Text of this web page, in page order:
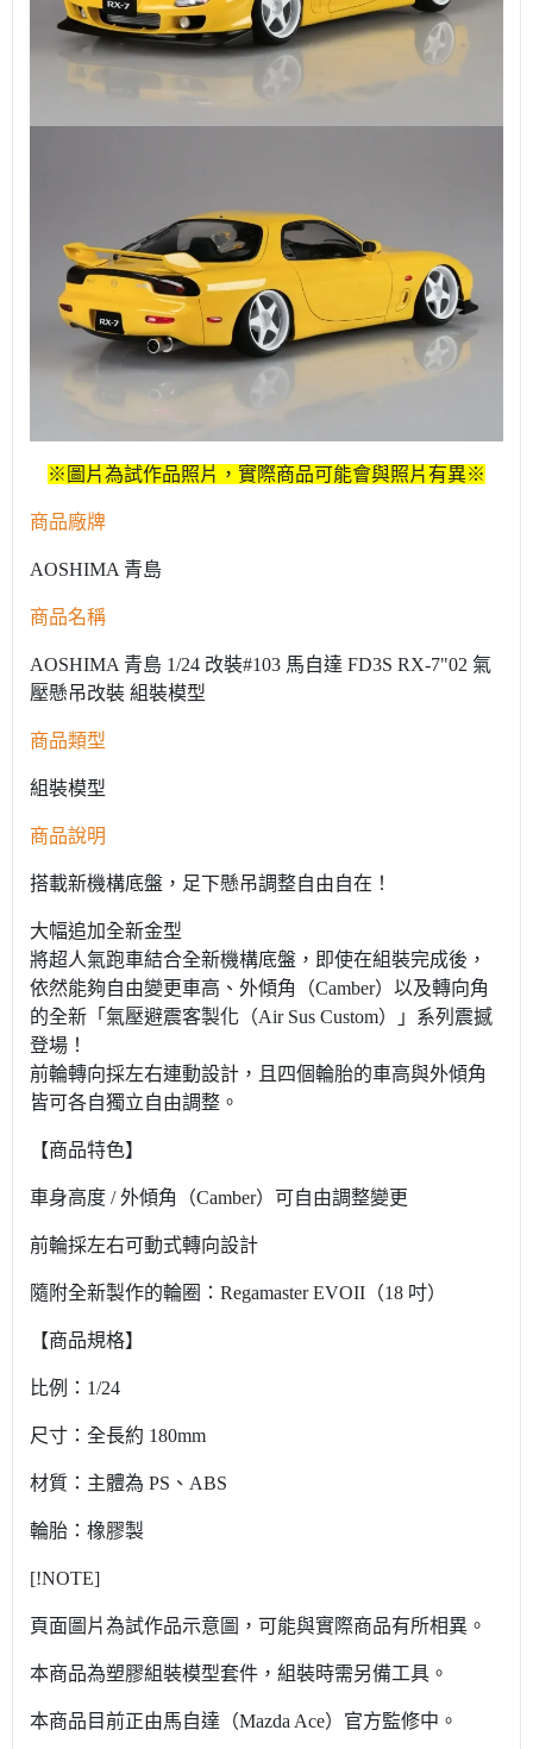
※圖片為試作品照片，實際商品可能會與照片有異※
商品廠牌
AOSHIMA 青島
商品名稱
AOSHIMA 青島 1/24 改裝#103 馬自達 FD3S RX-7"02 氣
壓懸吊改裝 組裝模型
商品類型
組裝模型
商品說明
搭載新機構底盤，足下懸吊調整自由自在！
大幅追加全新金型
將超人氣跑車結合全新機構底盤，即使在組裝完成後，
依然能夠自由變更車高、外傾角（Camber）以及轉向角
的全新「氣壓避震客製化（Air Sus Custom）」系列震撼
登場！
前輪轉向採左右連動設計，且四個輪胎的車高與外傾角
皆可各自獨立自由調整。
【商品特色】
車身高度 / 外傾角（Camber）可自由調整變更
前輪採左右可動式轉向設計
隨附全新製作的輪圈：Regamaster EVOII（18 吋）
【商品規格】
比例：1/24
尺寸：全長約 180mm
材質：主體為 PS、ABS
輪胎：橡膠製
[!NOTE]
頁面圖片為試作品示意圖，可能與實際商品有所相異。
本商品為塑膠組裝模型套件，組裝時需另備工具。
本商品目前正由馬自達（Mazda Ace）官方監修中。